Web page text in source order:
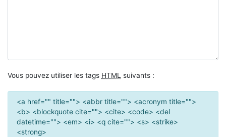
Vous pouvez utiliser les tags HTML suivants :
<a href="" title=""> <abbr title=""> <acronym title="">
<b> <blockquote cite=""> <cite> <code> <del
datetime=""> <em> <i> <q cite=""> <s> <strike>
<strong>